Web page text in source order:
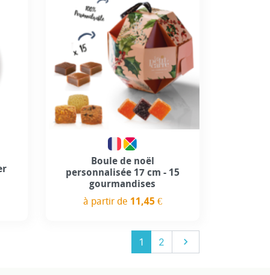
Boule de noël
personnalisée 17 cm - 15
gourmandises
à partir de 11,45 €
1 2 Suivant
